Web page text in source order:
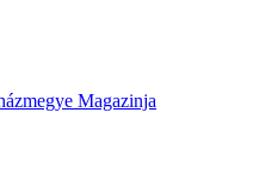
Magazinja